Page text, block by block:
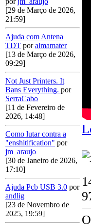
[29 de Março de 2026,
21:59]
Ajuda com Antena
TDT poralmamater
[13 de Março de 2026,
09:29]
Not Just Printers. It
Bans Everything. por
SerraCabo
[11 de Fevereiro de
2026, 14:48]
Como lutar contra a
"enshitification" por
jm_araujo
[30 de Janeiro de 2026,
17:10]
Ajuda Pcb USB 3.0 por
andlig
[23 de Novembro de
2025, 19:59]